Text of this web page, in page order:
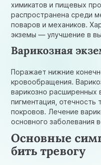
химикатов и пищевых
распространена среди
поваров и механиков.
экземы — улучшение в
Варикозная
Поражает нижние
кровообращения.
варикозно расширенных
пигментация,
покровов. Лечение
основного заболевания
Основные
бить тревогу